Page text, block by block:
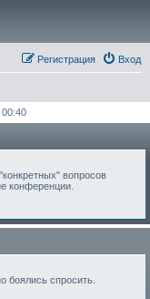
Вход
Регистрация
вопросов
конференции.
боялись спросить.